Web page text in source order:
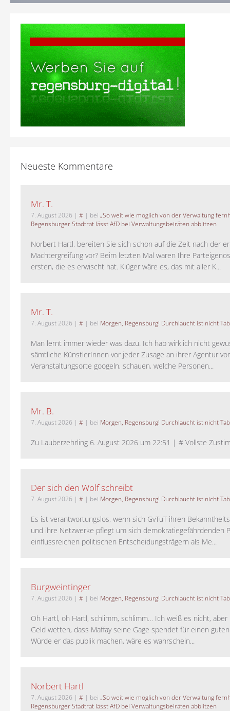
Neueste Kommentare
Mr. T.
7. August 2026 | # | bei „So weit wie möglich von der Verwaltung
Regensburger Stadtrat lässt AfD bei Verwaltungsbeiräten abblitzen
Norbert Hartl, bereiten Sie sich schon auf die Zeit nach der
Machtergreifung vor? Beim letzten Mal waren Ihre
ersten, die es erwischt hat. Klüger wäre es, das mit aller K...
Mr. T.
7. August 2026 | # | bei Morgen, Regensburg! Durchlaucht ist nicht
Man lernt immer wieder was dazu. Ich hab wirklich nicht
sämtliche KünstlerInnen vor jeder Zusage an ihrer Agentur
Veranstaltungsorte googeln, schauen, welche Personen...
Mr. B.
7. August 2026 | # | bei Morgen, Regensburg! Durchlaucht ist nicht
Zu Lauberzehrling 6. August 2026 um 22:51 | # Vollste
Der sich den Wolf schreibt
7. August 2026 | # | bei Morgen, Regensburg! Durchlaucht ist nicht
Es ist verantwortungslos, wenn sich GvTuT ihren
und ihre Netzwerke pflegt um sich demokratiegefährdenden
einflussreichen politischen Entscheidungsträgern als Me...
Burgweintinger
7. August 2026 | # | bei Morgen, Regensburg! Durchlaucht ist nicht
Oh Hartl, oh Hartl, schlimm, schlimm… Ich weiß es nicht, aber
Geld wetten, dass Maffay seine Gage spendet für einen
Würde er das publik machen, wäre es wahrschein...
Norbert Hartl
7. August 2026 | # | bei „So weit wie möglich von der Verwaltung
Regensburger Stadtrat lässt AfD bei Verwaltungsbeiräten abblitzen